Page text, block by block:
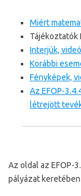
Miért
Tájékoztatók
Interjúk,
Korábbi
Fényképek,
Az EFOP-
létrejött
Az oldal az EFOP-
pályázat